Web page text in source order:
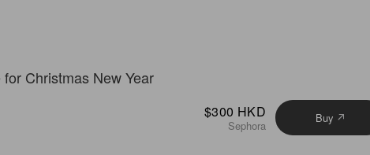
$300 HKD
Sephora Buy